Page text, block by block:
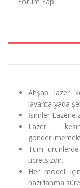
Ahşap lazer
lavanta yada
İsimler Lazerle
Lazer
Tüm
ücretsizdir.
Her model
hazırlanma